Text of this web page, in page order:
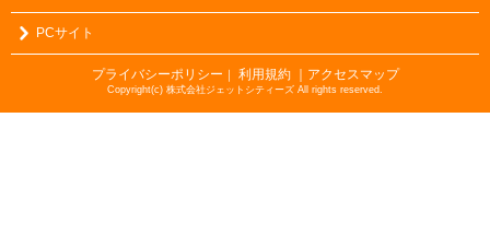
PCサイト
プライバシーポリシー ｜ 利用規約 ｜アクセスマップ
Copyright(c) 株式会社ジェットシティーズ All rights reserved.